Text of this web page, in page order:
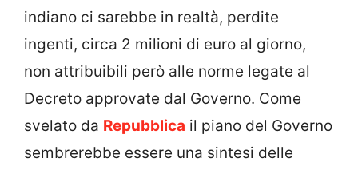
indiano ci sarebbe in realtà, perdite
ingenti, circa 2 milioni di euro al giorno,
non attribuibili però alle norme legate al
Decreto approvate dal Governo. Come
svelato da Repubblica il piano del Governo
sembrerebbe essere una sintesi delle